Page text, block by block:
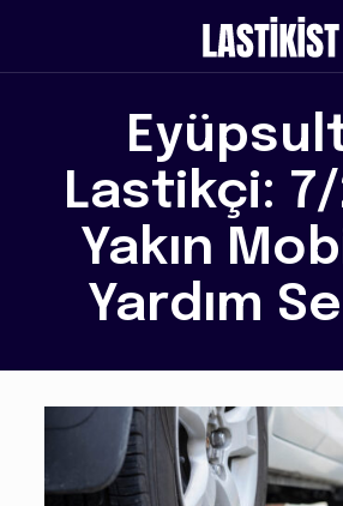
Lastikçi: 7/
Yakın
Yardım